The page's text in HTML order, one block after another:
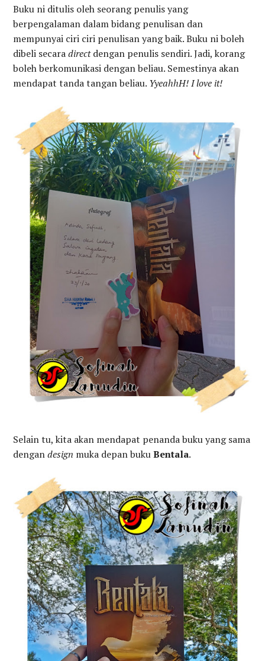
Buku ni ditulis oleh seorang penulis yang
berpengalaman dalam bidang penulisan dan
mempunyai ciri ciri penulisan yang baik. Buku ni boleh
dibeli secaradirectdengan penulis sendiri. Jadi, korang
boleh berkomunikasi dengan beliau. Semestinya akan
mendapat tanda tangan beliau. YyeahhH! I love it!
Selain tu, kita akan mendapat penanda buku yang sama
dengandesign muka depan bukuBentala.